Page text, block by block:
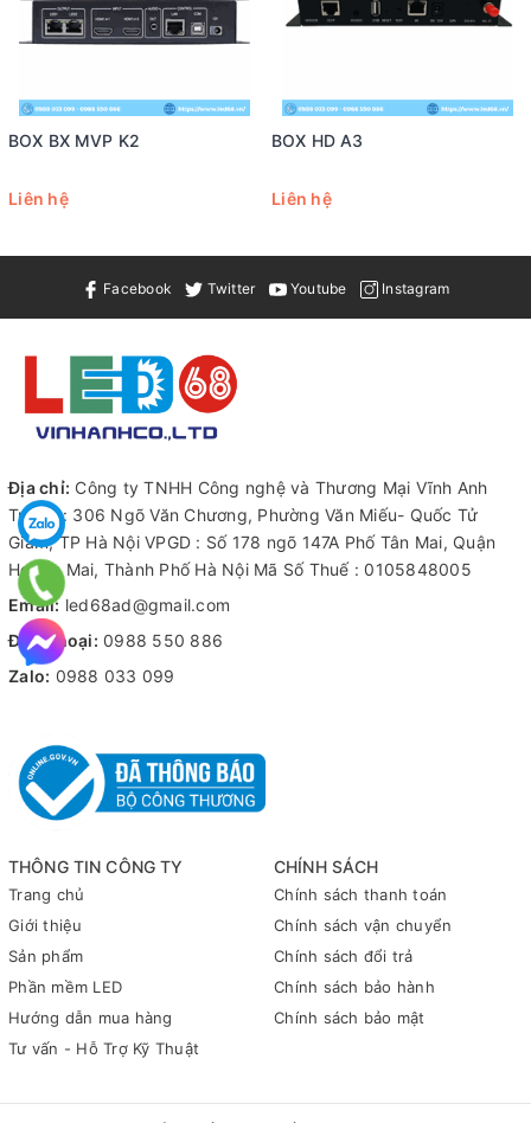
BOX BX MVP K2
Liên hệ
BOX HD A3
Liên hệ
Facebook Twitter Youtube Instagram
THÔNG TIN CÔNG TY
Trang chủ
Giới thiệu
Sản phẩm
Phần mềm LED
Hướng dẫn mua hàng
Tư vấn - Hỗ Trợ Kỹ Thuật
CHÍNH SÁCH
Chính sách thanh toán
Chính sách vận chuyển
Chính sách đổi trả
Chính sách bảo hành
Chính sách bảo mật
Địa chỉ: Công ty TNHH Công nghệ và Thương Mại Vĩnh Anh
Trụ sở : 306 Ngõ Văn Chương, Phường Văn Miếu- Quốc Tử
Giám, TP Hà Nội VPGD : Số 178 ngõ 147A Phố Tân Mai, Quận
Hoàng Mai, Thành Phố Hà Nội Mã Số Thuế : 0105848005
Email: led68ad@gmail.com
Điện thoại: 0988 550 886
Zalo: 0988 033 099